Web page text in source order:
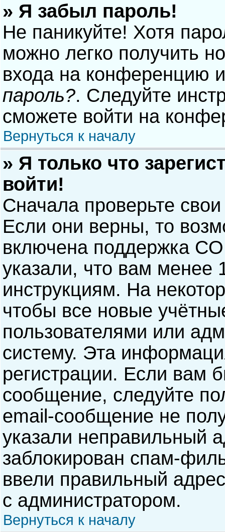
» Я забыл пароль!
Не паникуйте! Хотя
можно легко получить
входа на конференцию
пароль?. Следуйте
сможете войти на
Вернуться к началу
» Я только что
войти!
Сначала проверьте
Если они верны, то
включена поддержка
указали, что вам менее
инструкциям. На
чтобы все новые
пользователями или
систему. Эта
регистрации. Если вам
сообщение, следуйте
email-сообщение не
указали неправильный
заблокирован спам-
ввели правильный
с администратором.
Вернуться к началу